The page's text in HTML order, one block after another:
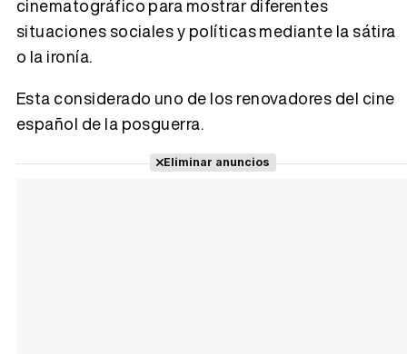
cinematográfico para mostrar diferentes
situaciones sociales y políticas mediante la sátira
o la ironía.
Esta considerado uno de los renovadores del cine
español de la posguerra.
Eliminar anuncios